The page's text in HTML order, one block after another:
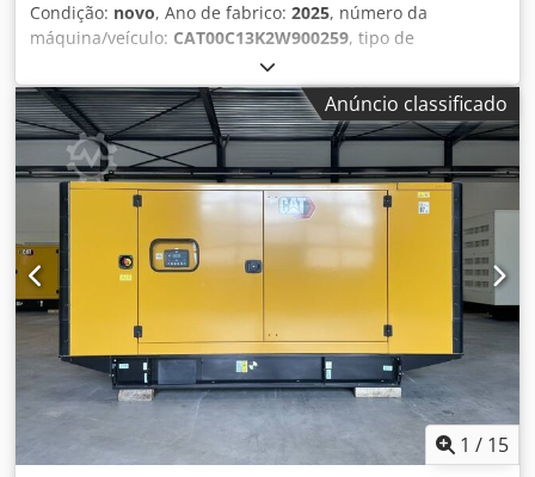
Condição: novo, Ano de fabrico: 2025, número da
máquina/veículo: CAT00C13K2W900259, tipo de
, fabricante de motores:
C13, Finalidade de uso: Construção civil Peso vazio: 4.667
kg Potência do gerador: 400 kVA Dimensões do
compartimento de carga: 493 x 162 x 222 cm Certificação
CE: sim Volume do tanque de água: 800 l País de
fabricação: CN Entre em contato com a equipe DPX para
mais informações. = Outras opções e acessórios = - Bateria
- Painel de controle - Teto de aço - Caminhão-pipa Csdey T
Uwdepfx Ahusrf
Anúncio classificado
1 / 15